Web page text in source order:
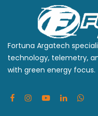
Fortuna Argatech
technology, telemetry,
with green energy focus.